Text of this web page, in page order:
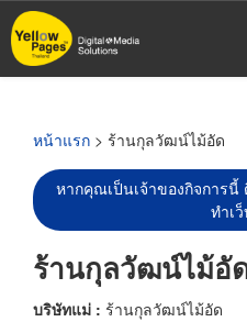
ข้าม
ไป
หน้าแรก > ร้านกุลวัฒน์ไม้อัด
หากคุณเป็นเจ้าของกิจการนี้
ทำเ
ร้านกุลวัฒน์ไม้อั
บริษัทแม่ : ร้านกุลวัฒน์ไม้อัด